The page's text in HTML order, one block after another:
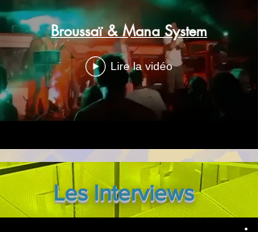
Broussaï & Mana System
Lire la vidéo
Les Interviews